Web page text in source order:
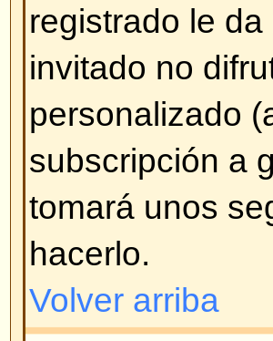
Volver arriba
¡Perdí mi
¡No se altere! Si
enviar puede ser
Conectarse y pulse
Siga las
de inmediato.
Volver arriba
¡Me registré pero